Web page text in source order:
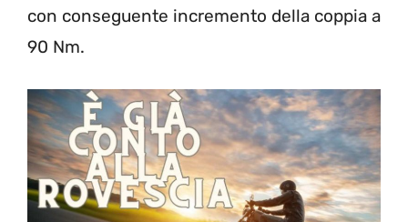
con conseguente incremento della coppia a
90 Nm.